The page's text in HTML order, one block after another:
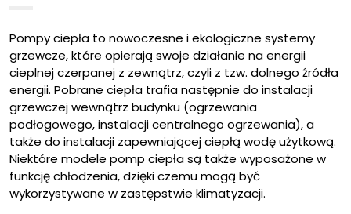
Pompy ciepła to nowoczesne i ekologiczne systemy
grzewcze, które opierają swoje działanie na energii
cieplnej czerpanej z zewnątrz, czyli z tzw. dolnego źródła
energii. Pobrane ciepła trafia następnie do instalacji
grzewczej wewnątrz budynku (ogrzewania
podłogowego, instalacji centralnego ogrzewania), a
także do instalacji zapewniającej ciepłą wodę użytkową.
Niektóre modele pomp ciepła są także wyposażone w
funkcję chłodzenia, dzięki czemu mogą być
wykorzystywane w zastępstwie klimatyzacji.